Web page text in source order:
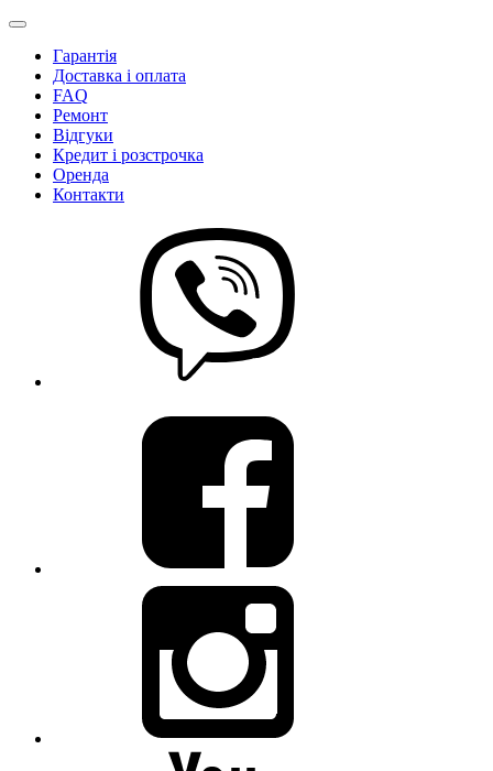
Гарантія
Доставка і оплата
FAQ
Ремонт
Відгуки
Кредит і розстрочка
Оренда
Контакти